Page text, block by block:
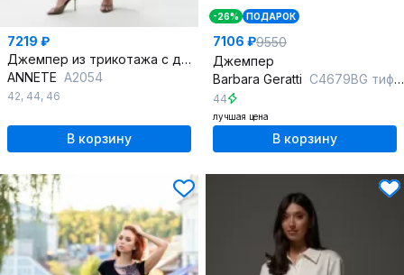
7219 ₽
Джемпер из трикотажа с декоративными лентами
ANNETE A2054
42, 44, 46
В корзину
-26% ПОДАРОК
7106 ₽9550
Джемпер
Barbara Geratti С4679BG тиффани/белый
44
лучшая цена
В корзину